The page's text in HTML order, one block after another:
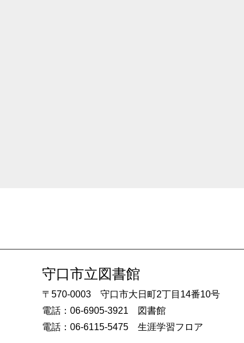
守口市立図書館
〒570-0003 守口市大日町2丁目14番10号
電話：06-6905-3921 図書館
電話：06-6115-5475 生涯学習フロア